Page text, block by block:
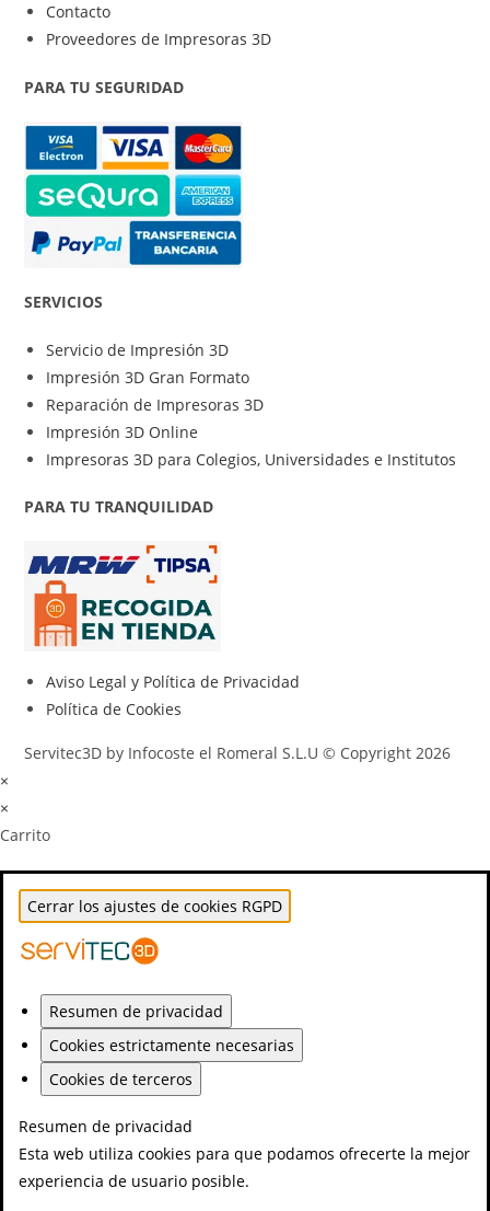
Contacto
Proveedores de Impresoras 3D
PARA TU SEGURIDAD
SERVICIOS
Servicio de Impresión 3D
Impresión 3D Gran Formato
Reparación de Impresoras 3D
Impresión 3D Online
Impresoras 3D para Colegios, Universidades e Institutos
PARA TU TRANQUILIDAD
Aviso Legal y Política de Privacidad
Política de Cookies
Servitec3D by Infocoste el Romeral S.L.U © Copyright 2026
×
×
Carrito
Cerrar los ajustes de cookies RGPD
Resumen de privacidad
Cookies estrictamente necesarias
Cookies de terceros
Resumen de privacidad
Esta web utiliza cookies para que podamos ofrecerte la mejor
experiencia de usuario posible.